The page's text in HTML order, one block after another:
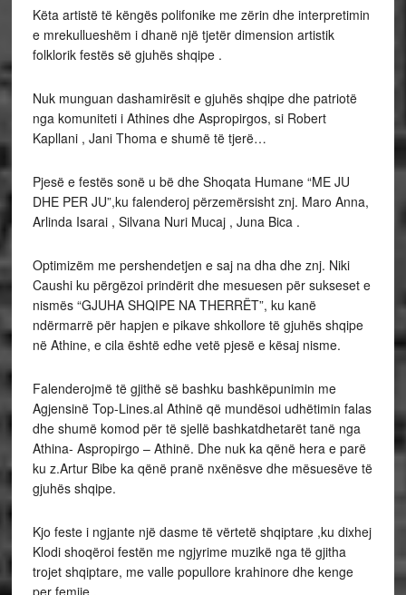
Këta artistë të këngës polifonike me zërin dhe interpretimin
e mrekullueshëm i dhanë një tjetër dimension artistik
folklorik festës së gjuhës shqipe .
Nuk munguan dashamirësit e gjuhës shqipe dhe patriotë
nga komuniteti i Athines dhe Aspropirgos, si Robert
Kapllani , Jani Thoma e shumë të tjerë…
Pjesë e festës sonë u bë dhe Shoqata Humane “ME JU
DHE PER JU”,ku falenderoj përzemërsisht znj. Maro Anna,
Arlinda Isarai , Silvana Nuri Mucaj , Juna Bica .
Optimizëm me pershendetjen e saj na dha dhe znj. Niki
Caushi ku përgëzoi prindërit dhe mesuesen për sukseset e
nismës “GJUHA SHQIPE NA THERRËT”, ku kanë
ndërmarrë për hapjen e pikave shkollore të gjuhës shqipe
në Athine, e cila është edhe vetë pjesë e kësaj nisme.
Falenderojmë të gjithë së bashku bashkëpunimin me
Agjensinë Top-Lines.al Athinë që mundësoi udhëtimin falas
dhe shumë komod për të sjellë bashkatdhetarët tanë nga
Athina- Aspropirgo – Athinë. Dhe nuk ka qënë hera e parë
ku z.Artur Bibe ka qënë pranë nxënësve dhe mësuesëve të
gjuhës shqipe.
Kjo feste i ngjante një dasme të vërtetë shqiptare ,ku dixhej
Klodi shoqëroi festën me ngjyrime muzikë nga të gjitha
trojet shqiptare, me valle popullore krahinore dhe kenge